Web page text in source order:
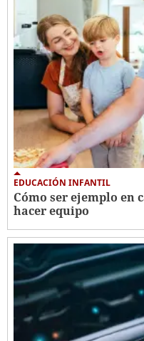
EDUCACIÓN INFANTIL
Cómo ser ejemplo en
hacer equipo